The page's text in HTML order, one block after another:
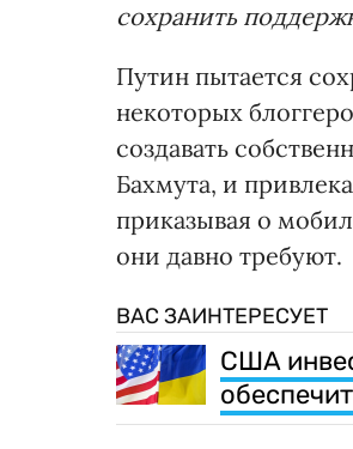
сохранить
Путин пытается
некоторых
создавать
Бахмута, и
приказывая о
они давно требуют.
ВАС ЗАИНТЕРЕСУЕТ
США